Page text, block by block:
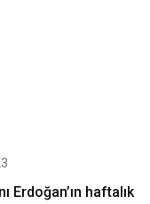
Erdoğan’ın haftalık